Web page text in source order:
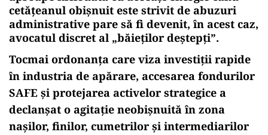
cetățeanul obișnuit este strivit de abuzuri
administrative pare să fi devenit, în acest caz,
avocatul discret al „băieților deștepți”.
Tocmai ordonanța care viza investiții rapide
în industria de apărare, accesarea fondurilor
SAFE și protejarea activelor strategice a
declanșat o agitație neobișnuită în zona
nașilor, finilor, cumetrilor și intermediarilor